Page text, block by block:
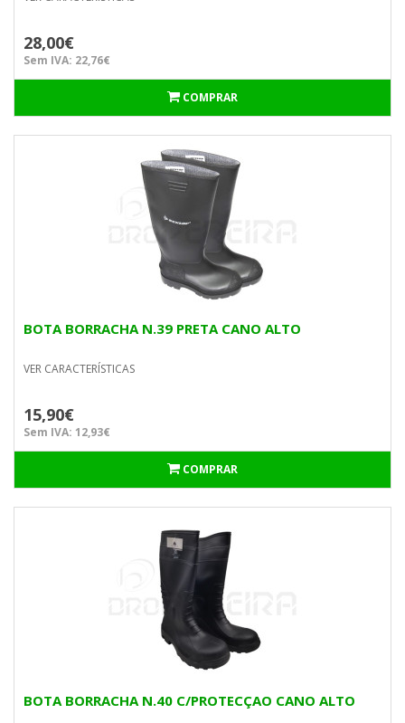
28,00€
Sem IVA: 22,76€
COMPRAR
BOTA BORRACHA N.39 PRETA CANO ALTO
VER CARACTERÍSTICAS
15,90€
Sem IVA: 12,93€
COMPRAR
BOTA BORRACHA N.40 C/PROTECÇAO CANO ALTO